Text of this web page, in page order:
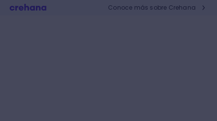
Conoce más sobre Crehana